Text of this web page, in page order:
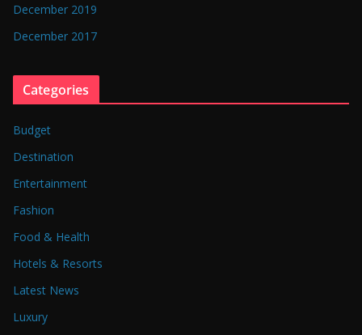
December 2019
December 2017
Categories
Budget
Destination
Entertainment
Fashion
Food & Health
Hotels & Resorts
Latest News
Luxury